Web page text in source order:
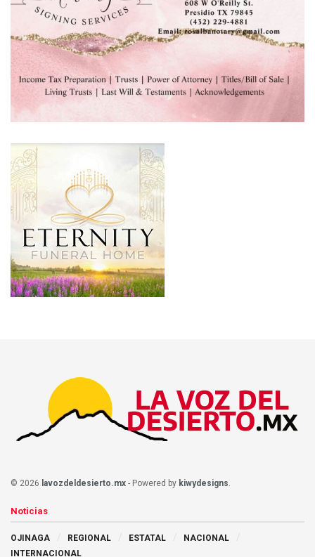
© 2026 lavozdeldesierto.mx - Powered by kiwydesigns.
Noticias
OJINAGA REGIONAL ESTATAL
NACIONAL
INTERNACIONAL